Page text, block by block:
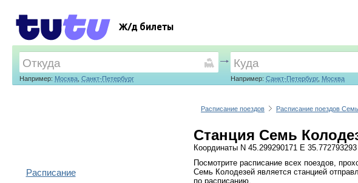
Ж/д билеты
Например: Москва ,Санкт-Петербург Например:Санкт-Петербург, Москва
Расписание поездов Расписание поездов
Станция Семь
Координаты N 45.299290171 E 35.772793293
Посмотрите расписание всех поездов,
Семь Колодезей является станцией
по расписанию.
Расписание